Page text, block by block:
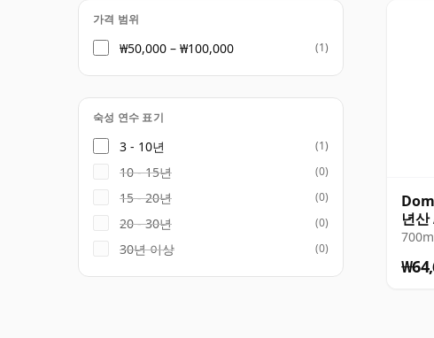
년
가격 범위
₩50,000 – ₩100,000 (1)
숙성 연수 표기
3 - 10년 (1)
10 - 15년 (0)
15 - 20년 (0)
20 - 30년 (0)
30년 이상 (0)